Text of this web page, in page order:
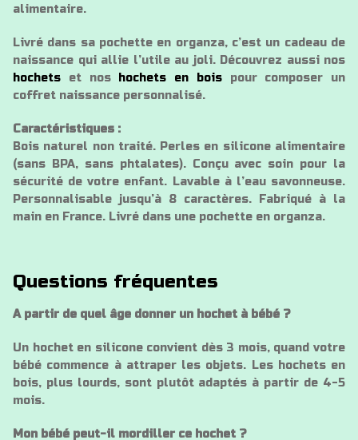
alimentaire.
Livré dans sa pochette en organza, c’est un cadeau de
naissance qui allie l’utile au joli. Découvrez aussi nos
hochets et nos hochets en boispour composer un
coffret naissance personnalisé.
Caractéristiques :
Bois naturel non traité. Perles en silicone alimentaire
(sans BPA, sans phtalates). Conçu avec soin pour la
sécurité de votre enfant. Lavable à l’eau savonneuse.
Personnalisable jusqu’à 8 caractères. Fabriqué à la
main en France. Livré dans une pochette en organza.
Questions fréquentes
A partir de quel âge donner un hochet à bébé ?
Un hochet en silicone convient dès 3 mois, quand votre
bébé commence à attraper les objets. Les hochets en
bois, plus lourds, sont plutôt adaptés à partir de 4-5
mois.
Mon bébé peut-il mordiller ce hochet ?